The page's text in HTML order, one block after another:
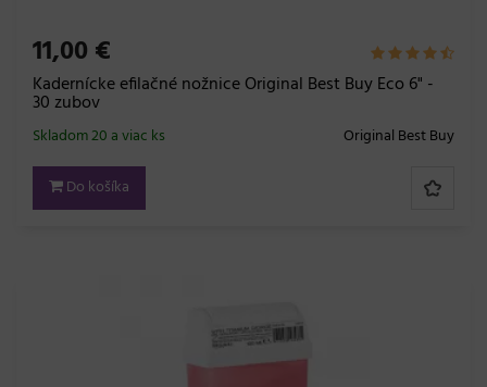
11,00 €
Kadernícke efilačné nožnice Original Best Buy Eco 6" -
30 zubov
Original Best Buy
Skladom 20 a viac ks
Do košíka